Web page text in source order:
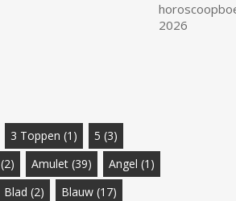
3 Toppen (1) 5 (3)
(2) Amulet (39) Angel (1)
Blad (2) Blauw (17)